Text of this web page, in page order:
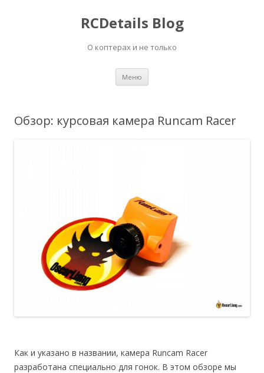
RCDetails Blog
О коптерах и не только
Меню
Обзор: курсовая камера Runcam Racer
Как и указано в названии, камера Runcam Racer
разработана специально для гонок. В этом обзоре мы